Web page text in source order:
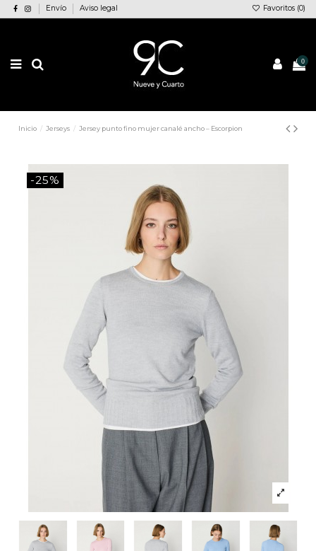
Envío Aviso legal Favoritos (0)
0
Inicio Jerseys Jersey punto fino mujer canalé ancho – Escorpion
-25%